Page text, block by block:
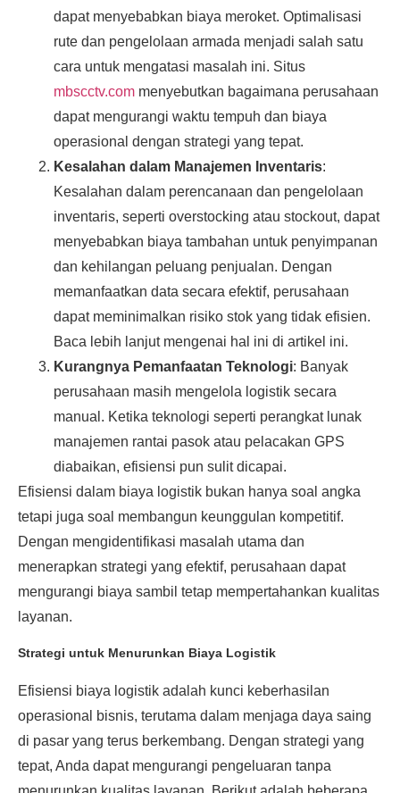
dapat menyebabkan biaya meroket. Optimalisasi
rute dan pengelolaan armada menjadi salah satu
cara untuk mengatasi masalah ini. Situs
mbscctv.com menyebutkan bagaimana perusahaan
dapat mengurangi waktu tempuh dan biaya
operasional dengan strategi yang tepat.
Kesalahan dalam Manajemen Inventaris:
Kesalahan dalam perencanaan dan pengelolaan
inventaris, seperti overstocking atau stockout, dapat
menyebabkan biaya tambahan untuk penyimpanan
dan kehilangan peluang penjualan. Dengan
memanfaatkan data secara efektif, perusahaan
dapat meminimalkan risiko stok yang tidak efisien.
Baca lebih lanjut mengenai hal ini di artikel ini.
Kurangnya Pemanfaatan Teknologi: Banyak
perusahaan masih mengelola logistik secara
manual. Ketika teknologi seperti perangkat lunak
manajemen rantai pasok atau pelacakan GPS
diabaikan, efisiensi pun sulit dicapai.
Efisiensi dalam biaya logistik bukan hanya soal angka
tetapi juga soal membangun keunggulan kompetitif.
Dengan mengidentifikasi masalah utama dan
menerapkan strategi yang efektif, perusahaan dapat
mengurangi biaya sambil tetap mempertahankan kualitas
layanan.
Strategi untuk Menurunkan Biaya Logistik
Efisiensi biaya logistik adalah kunci keberhasilan
operasional bisnis, terutama dalam menjaga daya saing
di pasar yang terus berkembang. Dengan strategi yang
tepat, Anda dapat mengurangi pengeluaran tanpa